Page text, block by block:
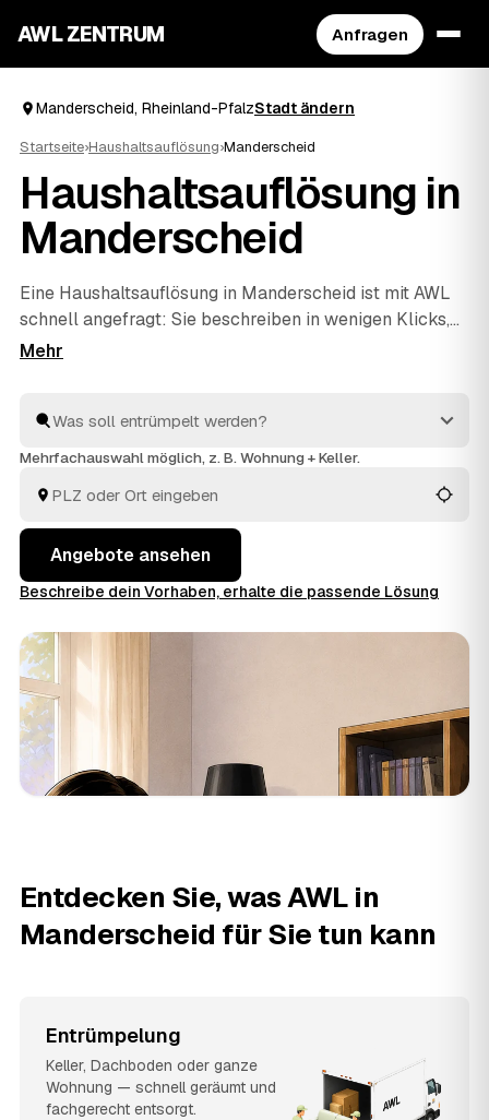
AWL ZENTRUM Anfragen
Manderscheid, Rheinland-PfalzStadt ändern
Startseite›Haushaltsauflösung›Manderscheid
Haushaltsauflösung in
Manderscheid
Eine Haushaltsauflösung in Manderscheid ist mit AWL
schnell angefragt: Sie beschreiben in wenigen Klicks,
was raus soll, und bekommen dafür Festpreis-
einem Nachlass – die Profis räumen aus, entsorgen
fachgerecht und rechnen verwertbare Gegenstände auf
Sie die Angebote rund um Manderscheid bis
und
Wittlichin Ruhe an einem Ort.
Mehrfachauswahl möglich, z. B. Wohnung + Keller.
Angebote ansehen
Beschreibe dein Vorhaben, erhalte die passende Lösung
Entdecken Sie, was AWL in
Manderscheid für Sie tun kann
Entrümpelung
Keller, Dachboden oder ganze
Wohnung — schnell geräumt und
fachgerecht entsorgt.